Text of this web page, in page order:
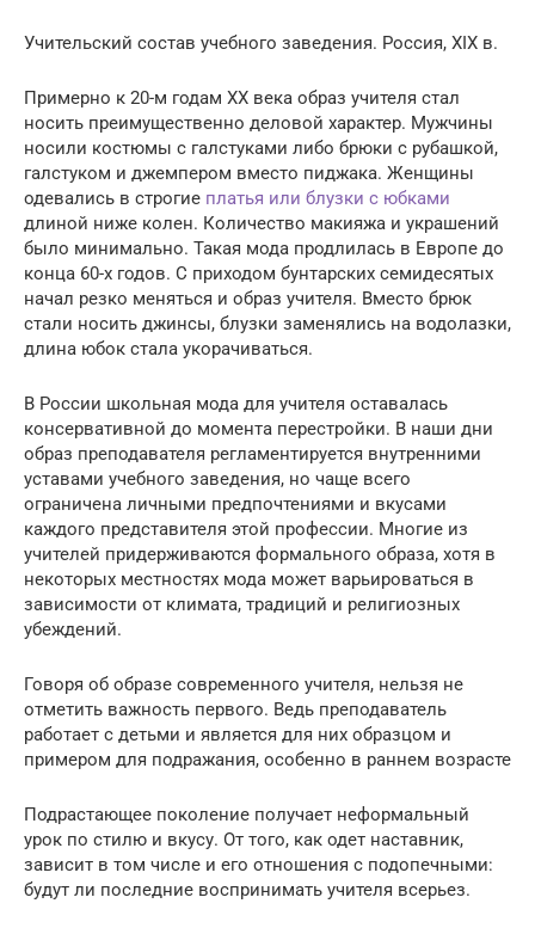
Учительский состав учебного заведения. Россия, XIX в.
Примерно к 20-м годам ХХ века образ учителя стал
носить преимущественно деловой характер. Мужчины
носили костюмы с галстуками либо брюки с рубашкой,
галстуком и джемпером вместо пиджака. Женщины
одевались в строгие платья или блузки с юбками
длиной ниже колен. Количество макияжа и украшений
было минимально. Такая мода продлилась в Европе до
конца 60-х годов. С приходом бунтарских семидесятых
начал резко меняться и образ учителя. Вместо брюк
стали носить джинсы, блузки заменялись на водолазки,
длина юбок стала укорачиваться.
В России школьная мода для учителя оставалась
консервативной до момента перестройки. В наши дни
образ преподавателя регламентируется внутренними
уставами учебного заведения, но чаще всего
ограничена личными предпочтениями и вкусами
каждого представителя этой профессии. Многие из
учителей придерживаются формального образа, хотя в
некоторых местностях мода может варьироваться в
зависимости от климата, традиций и религиозных
убеждений.
Говоря об образе современного учителя, нельзя не
отметить важность первого. Ведь преподаватель
работает с детьми и является для них образцом и
примером для подражания, особенно в раннем возрасте
Подрастающее поколение получает неформальный
урок по стилю и вкусу. От того, как одет наставник,
зависит в том числе и его отношения с подопечными:
будут ли последние воспринимать учителя всерьез.